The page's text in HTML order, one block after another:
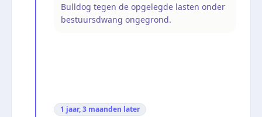
Bulldog tegen de opgelegde lasten onder
bestuursdwang ongegrond.
1 jaar, 3 maanden later